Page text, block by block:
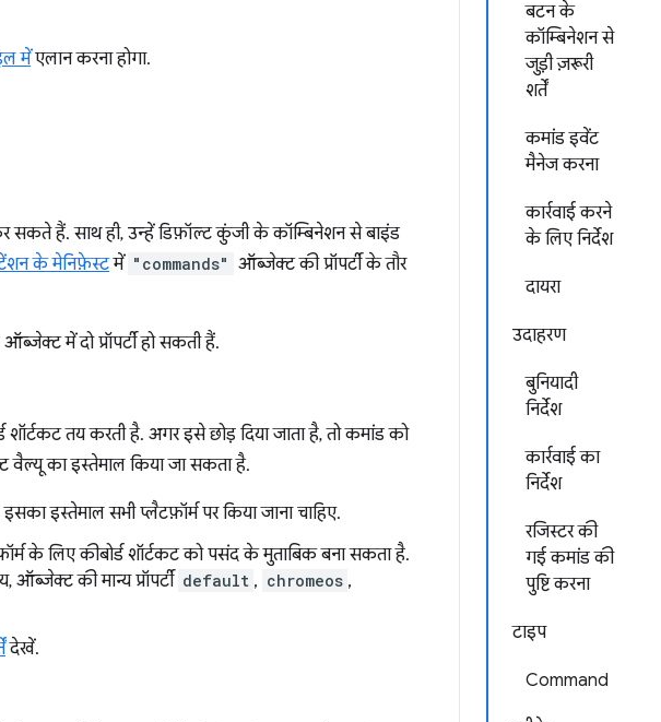
बटन के
कॉम्बिनेशन से
जुड़ी ज़रूरी
शर्तें
कमांड इवेंट
मैनेज करना
कार्रवाई करने
के लिए निर्देश
दायरा
उदाहरण
बुनियादी
निर्देश
कार्रवाई का
निर्देश
रजिस्टर की
गई कमांड की
पुष्टि करना
टाइप
Command
मेंएलान करना होगा.
हैं. साथ ही, उन्हें डिफ़ॉल्ट कुंजी के कॉम्बिनेशन से बाइंड
के मेनिफ़ेस्टमें "commands" ऑब्जेक्ट की प्रॉपर्टी के तौर
में दो प्रॉपर्टी हो सकती हैं.
तय करती है. अगर इसे छोड़ दिया जाता है, तो कमांड को
वैल्यू का इस्तेमाल किया जा सकता है.
इस्तेमाल सभी प्लैटफ़ॉर्म पर किया जाना चाहिए.
के लिए कीबोर्ड शॉर्टकट को पसंद के मुताबिक बना सकता है.
की मान्य प्रॉपर्टी default , chromeos ,
देखें.